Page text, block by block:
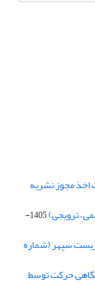
اخذ مجوز نشریه
– ترویجی)
1405-
سپهر (شماره
حرکت توسط